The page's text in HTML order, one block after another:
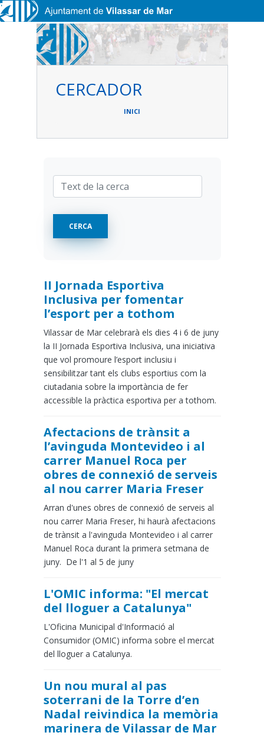
Vés al contingut
CERCADOR
d'ariadna
INICI
II Jornada Esportiva
Inclusiva per fomentar
l’esport per a tothom
Vilassar de Mar celebrarà els dies 4 i 6 de juny
la II Jornada Esportiva Inclusiva, una iniciativa
que vol promoure l’esport inclusiu i
sensibilitzar tant els clubs esportius com la
ciutadania sobre la importància de fer
accessible la pràctica esportiva per a tothom.
Afectacions de trànsit a
l’avinguda Montevideo i al
carrer Manuel Roca per
obres de connexió de serveis
al nou carrer Maria Freser
Arran d'unes obres de connexió de serveis al
nou carrer Maria Freser, hi haurà afectacions
de trànsit a l'avinguda Montevideo i al carrer
Manuel Roca durant la primera setmana de
juny. De l'1 al 5 de juny
L'OMIC informa: "El mercat
del lloguer a Catalunya"
L'Oficina Municipal d'Informació al
Consumidor (OMIC) informa sobre el mercat
del lloguer a Catalunya.
Un nou mural al pas
soterrani de la Torre d’en
Nadal reivindica la memòria
marinera de Vilassar de Mar